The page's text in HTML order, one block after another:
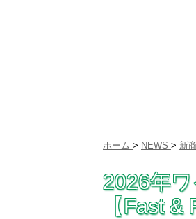
ホーム > NEWS > 新
2026年
【Fast &